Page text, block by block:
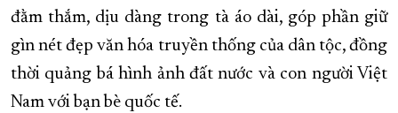
đằm thắm, dịu dàng trong tà áo dài, góp phần giữ
gìn nét đẹp văn hóa truyền thống của dân tộc, đồng
thời quảng bá hình ảnh đất nước và con người Việt
Nam với bạn bè quốc tế.